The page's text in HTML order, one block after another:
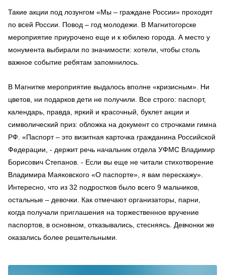
Такие акции под лозунгом «Мы – граждане России» проходят
по всей России. Повод – год молодежи. В Магнитогорске
мероприятие приурочено еще и к юбилею города. А место у
монумента выбирали по значимости: хотели, чтобы столь
важное событие ребятам запомнилось.
В Магнитке мероприятие выдалось вполне «кризисным». Ни
цветов, ни подарков дети не получили. Все строго: паспорт,
календарь, правда, яркий и красочный, буклет акции и
символический приз: обложка на документ со строчками гимна
РФ. «Паспорт – это визитная карточка гражданина Российской
Федерации, - держит речь начальник отдела УФМС Владимир
Борисович Степанов. - Если вы еще не читали стихотворение
Владимира Маяковского «О паспорте», я вам перескажу».
Интересно, что из 32 подростков было всего 9 мальчиков,
остальные – девочки. Как отмечают организаторы, парни,
когда получали приглашения на торжественное вручение
паспортов, в основном, отказывались, стесняясь. Девчонки же
оказались более решительными.